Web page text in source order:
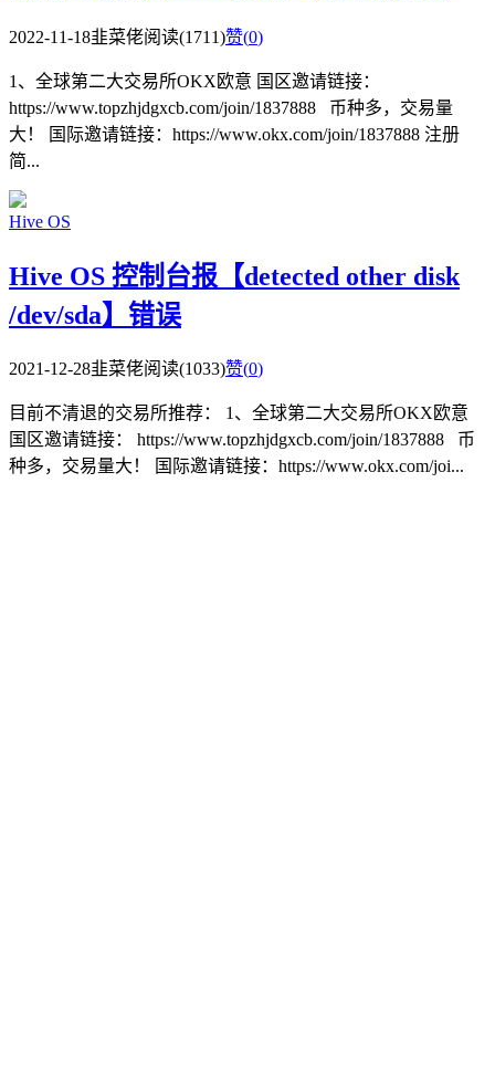
2022-11-18韭菜佬阅读(1711)赞(0)
1、全球第二大交易所OKX欧意 国区邀请链接：
https://www.topzhjdgxcb.com/join/1837888 币种多，交易量
大！ 国际邀请链接：https://www.okx.com/join/1837888 注册
简...
Hive OS
Hive OS 控制台报【detected other disk
/dev/sda】错误
2021-12-28韭菜佬阅读(1033)赞(0)
目前不清退的交易所推荐： 1、全球第二大交易所OKX欧意
国区邀请链接： https://www.topzhjdgxcb.com/join/1837888 币
种多，交易量大！ 国际邀请链接：https://www.okx.com/joi...